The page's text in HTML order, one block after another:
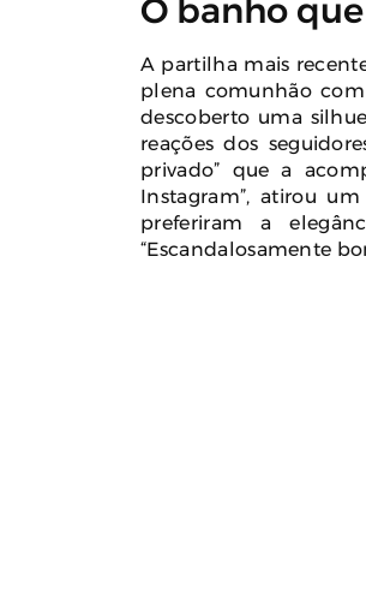
O banho
A partilha mais
plena comunhão com
descoberto uma
reações dos
privado” que a
Instagram”, atirou
preferiram a
“Escandalosamente